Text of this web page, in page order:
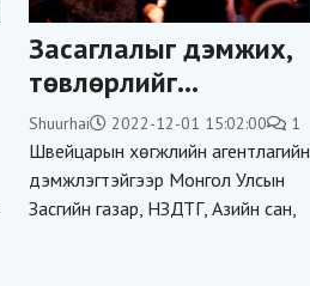
Засаглалыг дэмжих,
төвлөрлийг
сааруулах
хөтөлбөрийн хаалт
боллоо
Shuurhai 2022-12-01 15:02:00 1
Швейцарын хөгжлийн агентлагийн
дэмжлэгтэйгээр Монгол Улсын
Засгийн газар, НЗДТГ, Азийн сан,